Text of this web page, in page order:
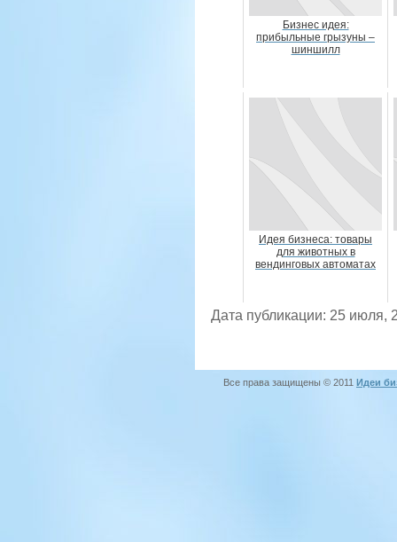
Бизнес идея:
прибыльные грызуны –
шиншилл
Идея бизнеса: товары
для животных в
вендинговых автоматах
Дата публикации: 25 июля,
Все права защищены © 2011 Идеи